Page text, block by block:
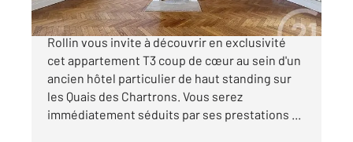
Bordeaux, Chartrons - Century 21 Cabinet
Rollin vous invite à découvrir en exclusivité
cet appartement T3 coup de cœur au sein d'un
ancien hôtel particulier de haut standing sur
les Quais des Chartrons. Vous serez
immédiatement séduits par ses prestations ...